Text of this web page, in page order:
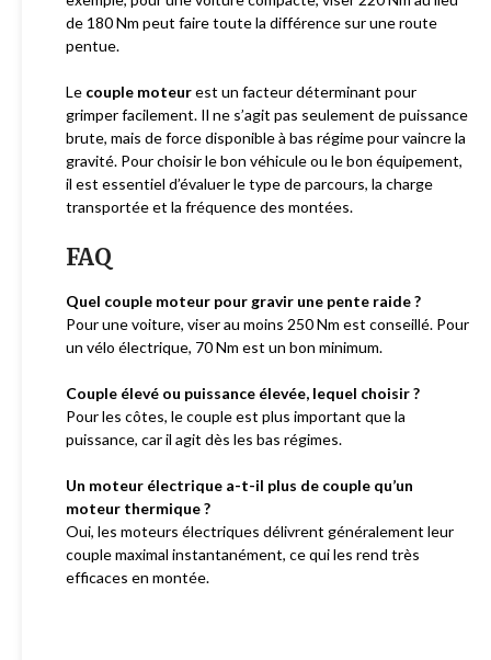
de 180 Nm peut faire toute la différence sur une route
pentue.
Le couple moteurest un facteur déterminant pour
grimper facilement. Il ne s’agit pas seulement de puissance
brute, mais de force disponible à bas régime pour vaincre la
gravité. Pour choisir le bon véhicule ou le bon équipement,
il est essentiel d’évaluer le type de parcours, la charge
transportée et la fréquence des montées.
FAQ
Quel couple moteur pour gravir une pente raide ?
Pour une voiture, viser au moins 250 Nm est conseillé. Pour
un vélo électrique, 70 Nm est un bon minimum.
Couple élevé ou puissance élevée, lequel choisir ?
Pour les côtes, le couple est plus important que la
puissance, car il agit dès les bas régimes.
Un moteur électrique a-t-il plus de couple qu’un
moteur thermique ?
Oui, les moteurs électriques délivrent généralement leur
couple maximal instantanément, ce qui les rend très
efficaces en montée.